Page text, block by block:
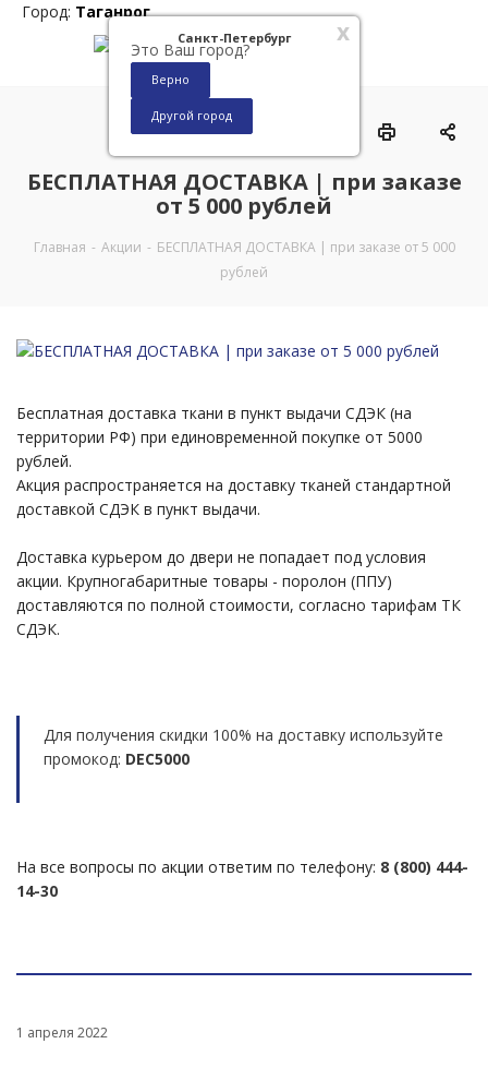
x
Санкт-Петербург
Это Ваш город?
Верно
Другой город
Город: Таганрог
БЕСПЛАТНАЯ ДОСТАВКА | при заказе
от 5 000 рублей
Главная - Акции - БЕСПЛАТНАЯ ДОСТАВКА | при заказе от 5 000
рублей
Бесплатная доставка ткани в пункт выдачи СДЭК (на
территории РФ) при единовременной покупке от 5000
рублей.
Акция распространяется на доставку тканей стандартной
доставкой СДЭК в пункт выдачи.
Доставка курьером до двери не попадает под условия
акции. Крупногабаритные товары - поролон (ППУ)
доставляются по полной стоимости, согласно тарифам ТК
СДЭК.
Для получения скидки 100% на доставку используйте
промокод: DEC5000
На все вопросы по акции ответим по телефону: 8 (800) 444-
14-30
1 апреля 2022